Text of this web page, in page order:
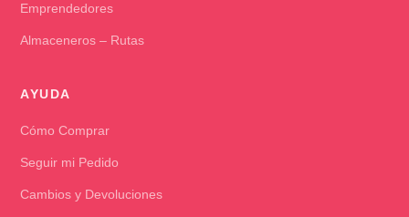
Emprendedores
Almaceneros – Rutas
AYUDA
Cómo Comprar
Seguir mi Pedido
Cambios y Devoluciones